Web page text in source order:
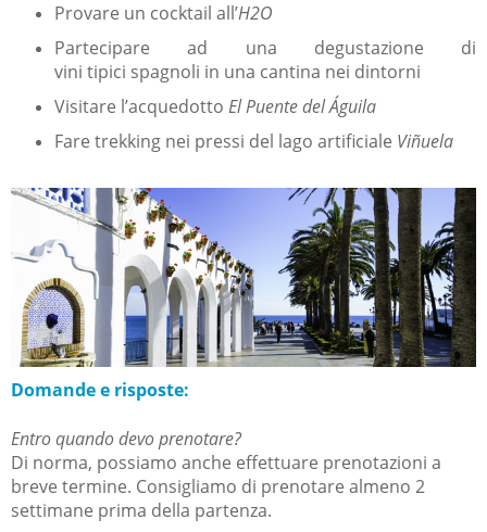
Provare un cocktail all’H2O
Partecipare ad una degustazione di
vini tipici spagnoli in una cantina nei dintorni
Visitare l’acquedotto El Puente del Águila
Fare trekking nei pressi del lago artificiale Viñuela
Domande e risposte:
Entro quando devo prenotare?
Di norma, possiamo anche effettuare prenotazioni a
breve termine. Consigliamo di prenotare almeno 2
settimane prima della partenza.